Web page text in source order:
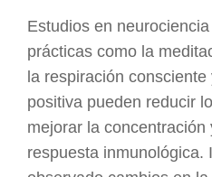
Estudios en
prácticas como la
la respiración
positiva pueden reducir
mejorar la concentración
respuesta inmunológica.